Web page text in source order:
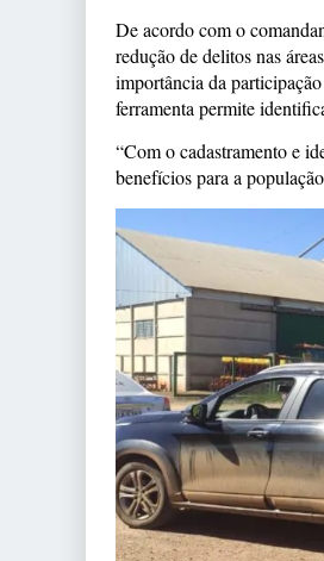
De acordo com o
redução de delitos nas
importância da
ferramenta permite
“Com o cadastramento e
benefícios para a